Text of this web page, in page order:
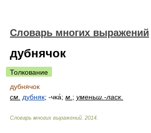
Словарь многих выражений
дубнячок
Толкование
дубнячок
см. дубняк; -чка́; м. ; уменьш.-ласк.
Словарь многих выражений 2014